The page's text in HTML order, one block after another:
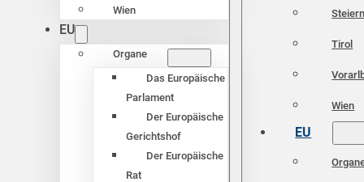
Wien
EU
Organe
Das Europäische
Parlament
Der Europäische
Gerichtshof
Der Europäische
Rat
Tirol
Wien
EU